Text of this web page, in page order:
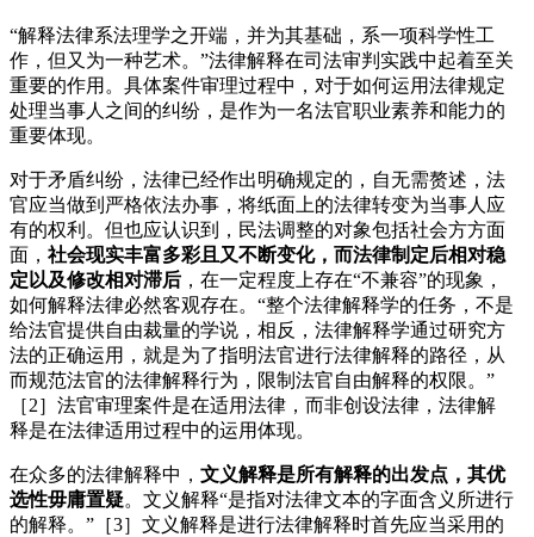
“解释法律系法理学之开端，并为其基础，系一项科学性工
作，但又为一种艺术。”法律解释在司法审判实践中起着至关
重要的作用。具体案件审理过程中，对于如何运用法律规定
处理当事人之间的纠纷，是作为一名法官职业素养和能力的
重要体现。
对于矛盾纠纷，法律已经作出明确规定的，自无需赘述，法
官应当做到严格依法办事，将纸面上的法律转变为当事人应
有的权利。但也应认识到，民法调整的对象包括社会方方面
面， 社会现实丰富多彩且又不断变化，而法律制定后相对稳
定以及修改相对滞后 ，在一定程度上存在“不兼容”的现象，
如何解释法律必然客观存在。“整个法律解释学的任务，不是
给法官提供自由裁量的学说，相反，法律解释学通过研究方
法的正确运用，就是为了指明法官进行法律解释的路径，从
而规范法官的法律解释行为，限制法官自由解释的权限。”
［2］法官审理案件是在适用法律，而非创设法律，法律解
释是在法律适用过程中的运用体现。
在众多的法律解释中， 文义解释是所有解释的出发点，其优
选性毋庸置疑。文义解释“是指对法律文本的字面含义所进行
的解释。”［3］文义解释是进行法律解释时首先应当采用的